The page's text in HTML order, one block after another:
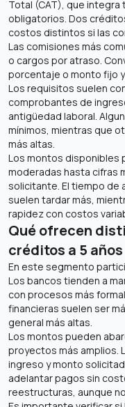
Total (CAT), que
obligatorios. Dos
costos distintos si las
Las comisiones más
o cargos por atraso.
porcentaje o monto fijo
Los requisitos suelen
comprobantes de
antigüedad laboral.
mínimos, mientras que
más altas.
Los montos disponibles
moderadas hasta cifras
solicitante. El tiempo de
suelen tardar más,
rapidez con costos
Qué ofrecen
créditos a 5 años
En este segmento
Los bancos tienden a
con procesos más
financieras suelen ser
general más altas.
Los montos pueden
proyectos más amplios.
ingreso y monto
adelantar pagos sin
reestructuras, aunque